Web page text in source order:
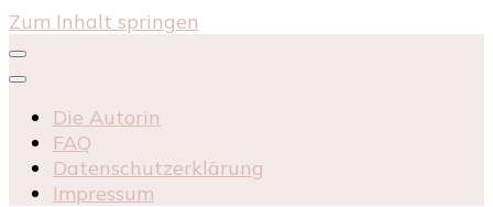
Zum Inhalt springen
Die Autorin
FAQ
Datenschutzerklärung
Impressum